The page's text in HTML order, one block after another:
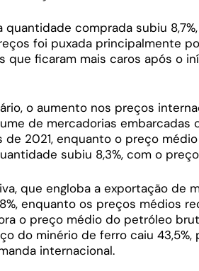
quantidade comprada subiu
foi puxada principalmente
que ficaram mais caros após o
o aumento nos preços
de mercadorias embarcadas
de 2021, enquanto o preço
subiu 8,3%, com o
que engloba a exportação de
enquanto os preços médios
o preço médio do petróleo
do minério de ferro caiu
internacional.